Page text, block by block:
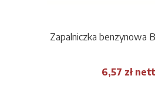
Zapalniczka benzynowa
6,57 zł